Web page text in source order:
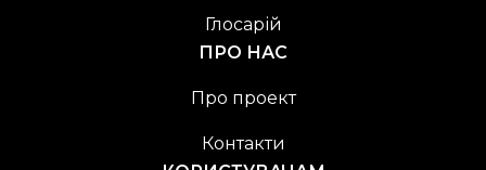
Глосарій
ПРО НАС
Про проект
Контакти